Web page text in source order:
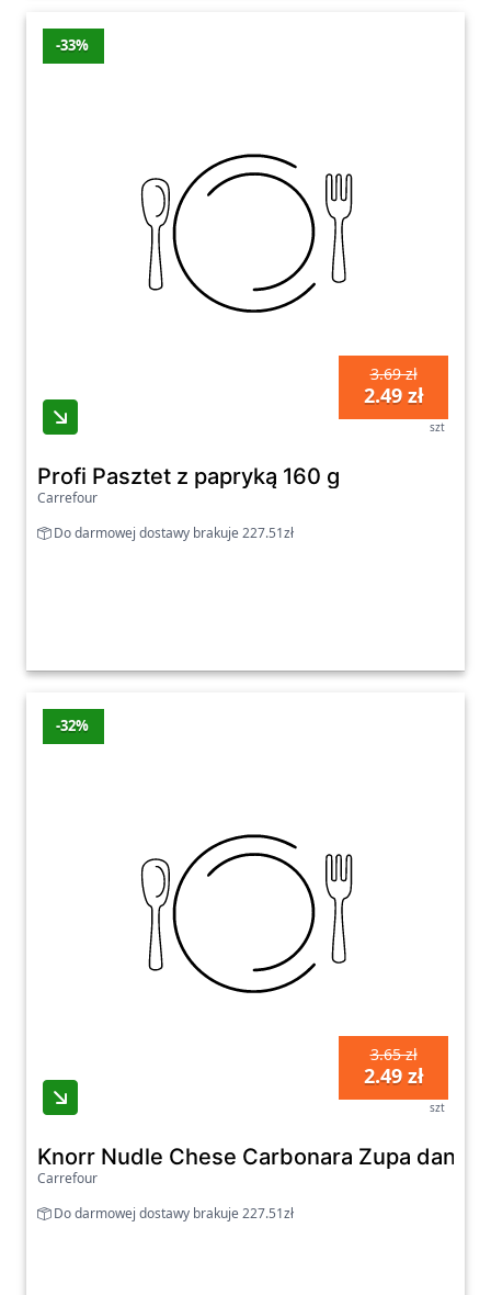
-33%
3.69 zł
2.49 zł
szt
Profi Pasztet z papryką 160 g
Carrefour
Do darmowej dostawy brakuje 227.51zł
-32%
3.65 zł
2.49 zł
szt
Knorr Nudle Chese Carbonara Zupa danie
Carrefour
Do darmowej dostawy brakuje 227.51zł